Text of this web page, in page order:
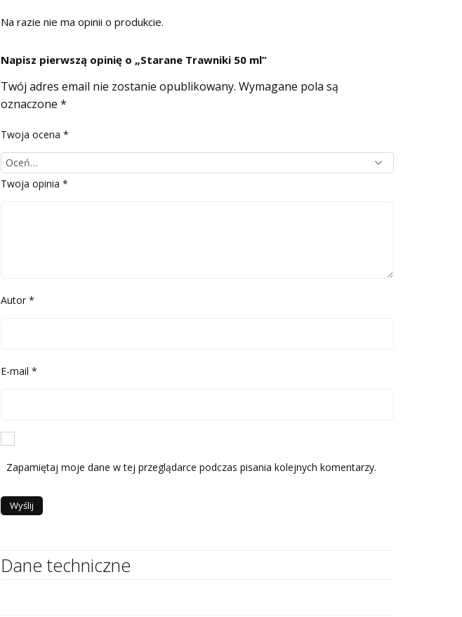
Na razie nie ma opinii o produkcie.
Napisz pierwszą opinię o „Starane Trawniki 50 ml”
Twój adres email nie zostanie opublikowany. Wymagane pola są
oznaczone *
Twoja ocena *
Twoja opinia *
Autor *
E-mail *
Zapamiętaj moje dane w tej przeglądarce podczas pisania kolejnych komentarzy.
Dane techniczne